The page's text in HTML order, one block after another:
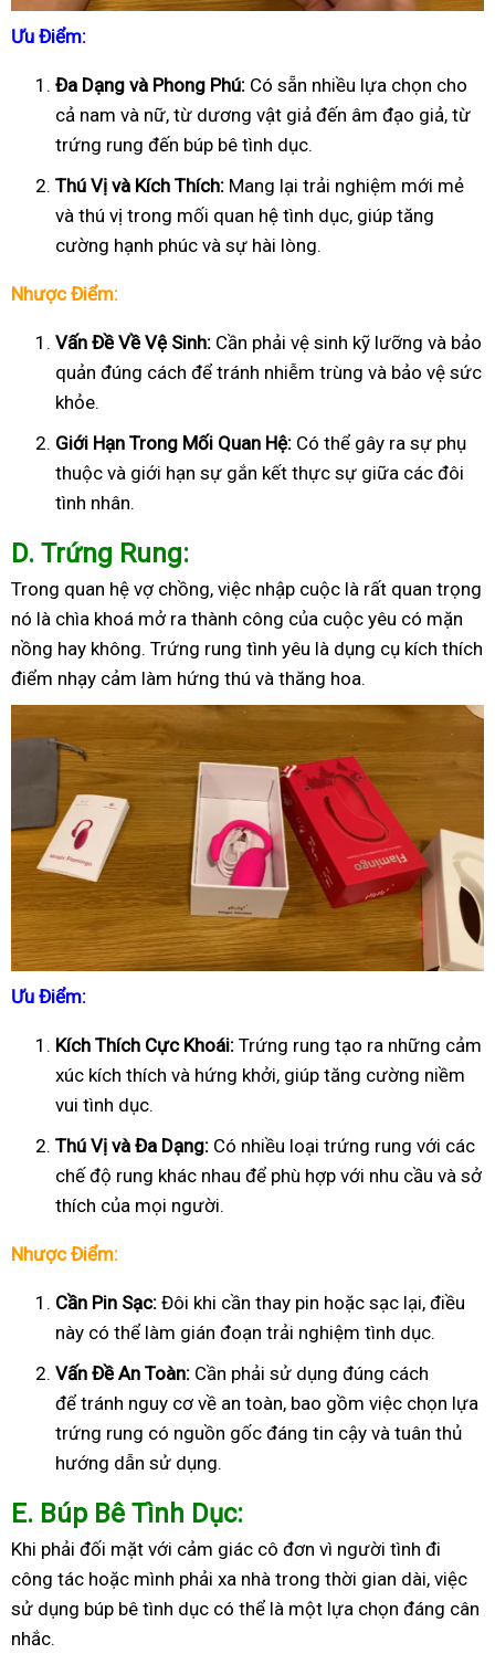
Ưu Điểm:
Đa Dạng và Phong Phú: Có sẵn nhiều lựa chọn cho
cả nam và nữ, từ dương vật giả đến âm đạo giả, từ
trứng rung đến búp bê tình dục.
Thú Vị và Kích Thích: Mang lại trải nghiệm mới mẻ
và thú vị trong mối quan hệ tình dục, giúp tăng
cường hạnh phúc và sự hài lòng.
Nhược Điểm:
Vấn Đề Về Vệ Sinh: Cần phải vệ sinh kỹ lưỡng và bảo
quản đúng cách để tránh nhiễm trùng và bảo vệ sức
khỏe.
Giới Hạn Trong Mối Quan Hệ: Có thể gây ra sự phụ
thuộc và giới hạn sự gắn kết thực sự giữa các đôi
tình nhân.
D. Trứng Rung:
Trong quan hệ vợ chồng, việc nhập cuộc là rất quan trọng
nó là chìa khoá mở ra thành công của cuộc yêu có mặn
nồng hay không. Trứng rung tình yêu là dụng cụ kích thích
điểm nhạy cảm làm hứng thú và thăng hoa.
Ưu Điểm:
Kích Thích Cực Khoái: Trứng rung tạo ra những cảm
xúc kích thích và hứng khởi, giúp tăng cường niềm
vui tình dục.
Thú Vị và Đa Dạng: Có nhiều loại trứng rung với các
chế độ rung khác nhau để phù hợp với nhu cầu và sở
thích của mọi người.
Nhược Điểm:
Cần Pin Sạc: Đôi khi cần thay pin hoặc sạc lại, điều
này có thể làm gián đoạn trải nghiệm tình dục.
Vấn Đề An Toàn: Cần phải sử dụng đúng cách
để tránh nguy cơ về an toàn, bao gồm việc chọn lựa
trứng rung có nguồn gốc đáng tin cậy và tuân thủ
hướng dẫn sử dụng.
E. Búp Bê Tình Dục:
Khi phải đối mặt với cảm giác cô đơn vì người tình đi
công tác hoặc mình phải xa nhà trong thời gian dài, việc
sử dụng búp bê tình dục có thể là một lựa chọn đáng cân
nhắc.